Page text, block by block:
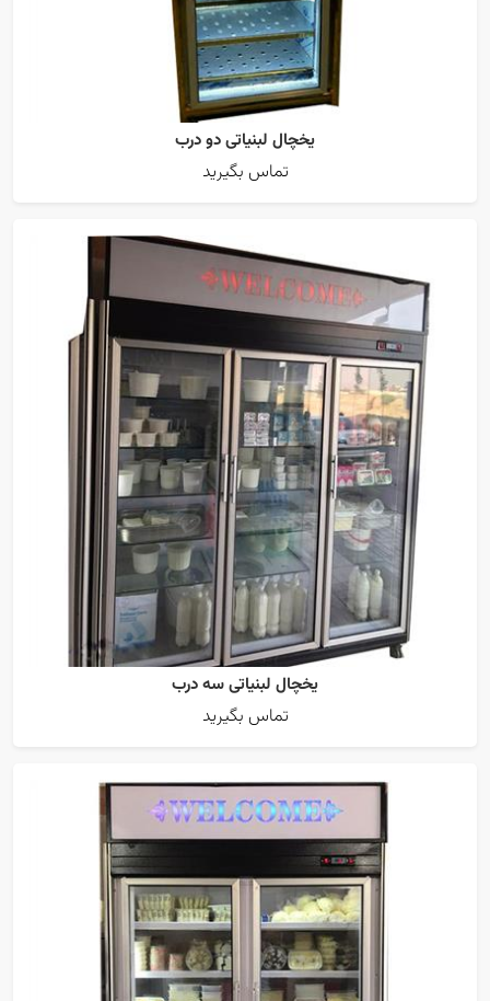
یخچال لبنیاتی دو درب
تماس بگیرید
یخچال لبنیاتی سه درب
تماس بگیرید